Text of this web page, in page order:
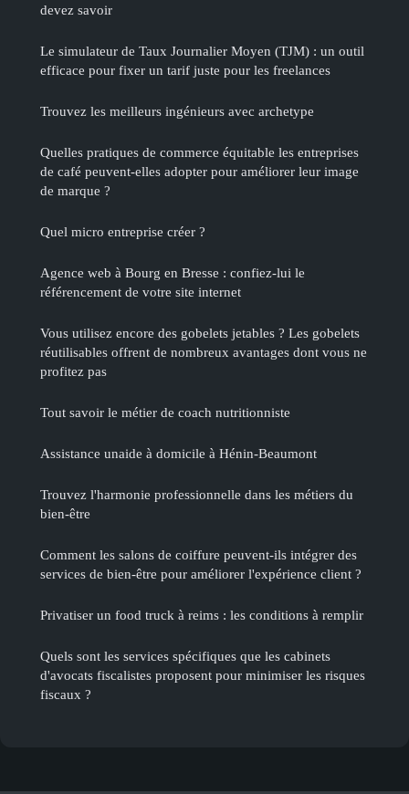
devez savoir
Le simulateur de Taux Journalier Moyen (TJM) : un outil
efficace pour fixer un tarif juste pour les freelances
Trouvez les meilleurs ingénieurs avec archetype
Quelles pratiques de commerce équitable les entreprises
de café peuvent-elles adopter pour améliorer leur image
de marque ?
Quel micro entreprise créer ?
Agence web à Bourg en Bresse : confiez-lui le
référencement de votre site internet
Vous utilisez encore des gobelets jetables ? Les gobelets
réutilisables offrent de nombreux avantages dont vous ne
profitez pas
Tout savoir le métier de coach nutritionniste
Assistance unaide à domicile à Hénin-Beaumont
Trouvez l'harmonie professionnelle dans les métiers du
bien-être
Comment les salons de coiffure peuvent-ils intégrer des
services de bien-être pour améliorer l'expérience client ?
Privatiser un food truck à reims : les conditions à remplir
Quels sont les services spécifiques que les cabinets
d'avocats fiscalistes proposent pour minimiser les risques
fiscaux ?